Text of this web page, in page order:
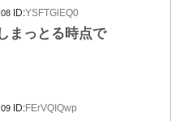
ID:YSFTGlEQ0
まっとる時点で
ID:FErVQIQwp